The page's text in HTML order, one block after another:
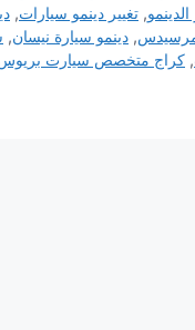
, تغيير دينمو سيارات,
مرسيدس, دينمو سيارة نيسان,
, كراج متخصص سيارت بريوس